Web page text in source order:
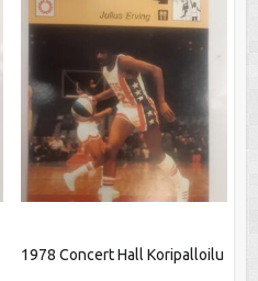
1978 Concert Hall Koripalloilu